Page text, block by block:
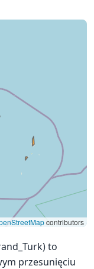
contributors
to
przesunięciu